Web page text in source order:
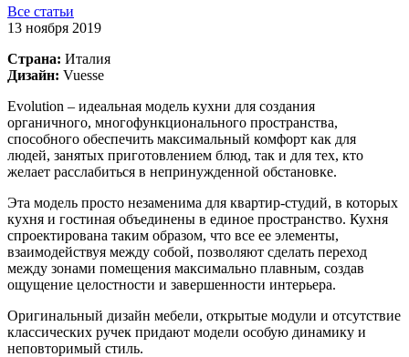
Все статьи
13 ноября 2019
Страна: Италия
Дизайн: Vuesse
Evolution – идеальная модель кухни для создания
органичного, многофункционального пространства,
способного обеспечить максимальный комфорт как для
людей, занятых приготовлением блюд, так и для тех, кто
желает расслабиться в непринужденной обстановке.
Эта модель просто незаменима для квартир-студий, в которых
кухня и гостиная объединены в единое пространство. Кухня
спроектирована таким образом, что все ее элементы,
взаимодействуя между собой, позволяют сделать переход
между зонами помещения максимально плавным, создав
ощущение целостности и завершенности интерьера.
Оригинальный дизайн мебели, открытые модули и отсутствие
классических ручек придают модели особую динамику и
неповторимый стиль.